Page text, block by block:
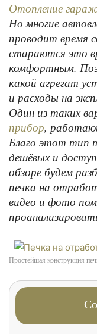
Отопление
Но многие
проводит время
стараются это
комфортным.
какой агрегат
и расходы на
Один из таких
прибор,
Благо этот тип
дешёвых и
обзоре будем
печка на
видео и фото
Простейшая конструкция